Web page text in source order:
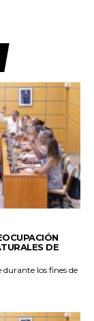
DE
durante los fines de